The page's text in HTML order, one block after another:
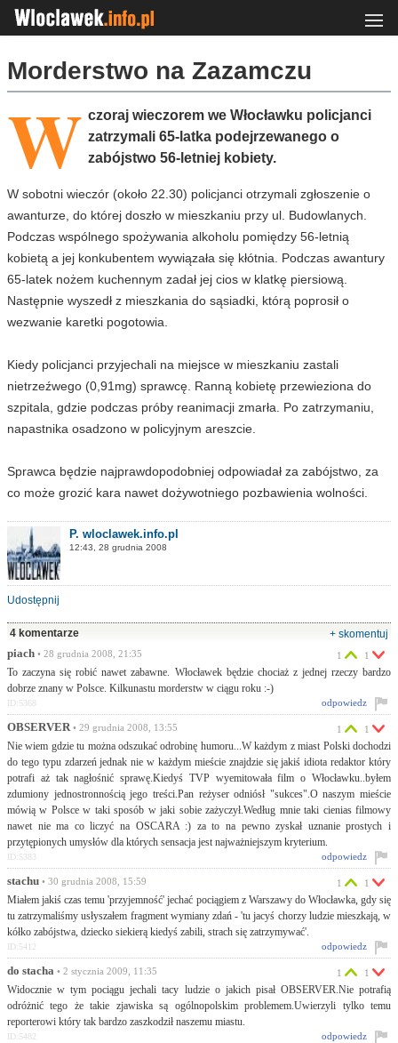
Morderstwo na Zazamczu
W czoraj wieczorem we Włocławku policjanci
zatrzymali 65-latka podejrzewanego o
zabójstwo 56-letniej kobiety.
W sobotni wieczór (około 22.30) policjanci otrzymali zgłoszenie o
awanturze, do której doszło w mieszkaniu przy ul. Budowlanych.
Podczas wspólnego spożywania alkoholu pomiędzy 56-letnią
kobietą a jej konkubentem wywiązała się kłótnia. Podczas awantury
65-latek nożem kuchennym zadał jej cios w klatkę piersiową.
Następnie wyszedł z mieszkania do sąsiadki, którą poprosił o
wezwanie karetki pogotowia.
Kiedy policjanci przyjechali na miejsce w mieszkaniu zastali
nietrzeźwego (0,91mg) sprawcę. Ranną kobietę przewieziona do
szpitala, gdzie podczas próby reanimacji zmarła. Po zatrzymaniu,
napastnika osadzono w policyjnym areszcie.
Sprawca będzie najprawdopodobniej odpowiadał za zabójstwo, za
co może grozić kara nawet dożywotniego pozbawienia wolności.
P. wloclawek.info.pl
12:43, 28 grudnia 2008
Udostępnij
4 komentarze
+ skomentuj
piach • 28 grudnia 2008, 21:35
To zaczyna się robić nawet zabawne. Włocławek będzie chociaż z jednej rzeczy bardzo
dobrze znany w Polsce. Kilkunastu morderstw w ciągu roku :-)
1 1
odpowiedz
ID:5368
OBSERVER • 29 grudnia 2008, 13:55
Nie wiem gdzie tu można odszukać odrobinę humoru...W każdym z miast Polski dochodzi
do tego typu zdarzeń jednak nie w każdym mieście znajdzie się jakiś idiota redaktor który
potrafi aż tak nagłośnić sprawę.Kiedyś TVP wyemitowała film o Włocławku..byłem
zdumiony jednostronnością jego treści.Pan reżyser odniósł "sukces".O naszym mieście
mówią w Polsce w taki sposób w jaki sobie zażyczył.Według mnie taki cienias filmowy
nawet nie ma co liczyć na OSCARA :) za to na pewno zyskał uznanie prostych i
przytępionych umysłów dla których sensacja jest najważniejszym kryterium.
1 1
odpowiedz
ID:5383
stachu • 30 grudnia 2008, 15:59
Miałem jakiś czas temu 'przyjemność' jechać pociągiem z Warszawy do Włocławka, gdy się
tu zatrzymaliśmy usłyszałem fragment wymiany zdań - 'tu jacyś chorzy ludzie mieszkają, w
kółko zabójstwa, dziecko siekierą kiedyś zabili, strach się zatrzymywać'.
1 1
odpowiedz
ID:5412
do stacha • 2 stycznia 2009, 11:35
Widocznie w tym pociągu jechali tacy ludzie o jakich pisał OBSERVER.Nie potrafią
odróżnić tego że takie zjawiska są ogólnopolskim problemem.Uwierzyli tylko temu
reporterowi który tak bardzo zaszkodził naszemu miastu.
1 1
odpowiedz
ID:5482